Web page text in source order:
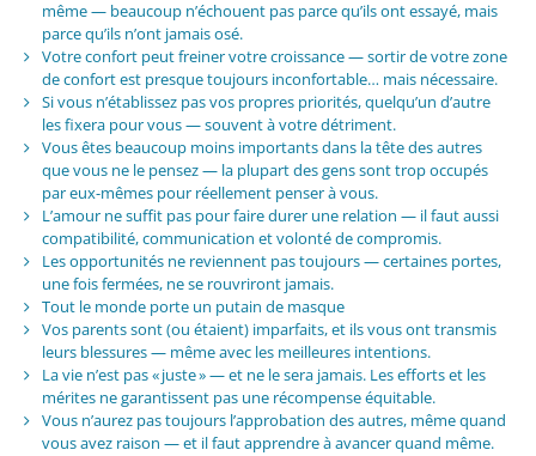
même — beaucoup n’échouent pas parce qu’ils ont essayé, mais
parce qu’ils n’ont jamais osé.
Votre confort peut freiner votre croissance — sortir de votre zone
de confort est presque toujours inconfortable… mais nécessaire.
Si vous n’établissez pas vos propres priorités, quelqu’un d’autre
les fixera pour vous — souvent à votre détriment.
Vous êtes beaucoup moins importants dans la tête des autres
que vous ne le pensez — la plupart des gens sont trop occupés
par eux-mêmes pour réellement penser à vous.
L’amour ne suffit pas pour faire durer une relation — il faut aussi
compatibilité, communication et volonté de compromis.
Les opportunités ne reviennent pas toujours — certaines portes,
une fois fermées, ne se rouvriront jamais.
Tout le monde porte un putain de masque
Vos parents sont (ou étaient) imparfaits, et ils vous ont transmis
leurs blessures — même avec les meilleures intentions.
La vie n’est pas « juste » — et ne le sera jamais. Les efforts et les
mérites ne garantissent pas une récompense équitable.
Vous n’aurez pas toujours l’approbation des autres, même quand
vous avez raison — et il faut apprendre à avancer quand même.